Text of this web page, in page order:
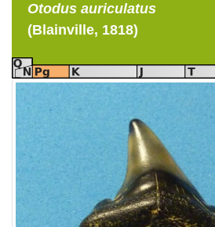
Otodus auriculatus
(Blainville, 1818)